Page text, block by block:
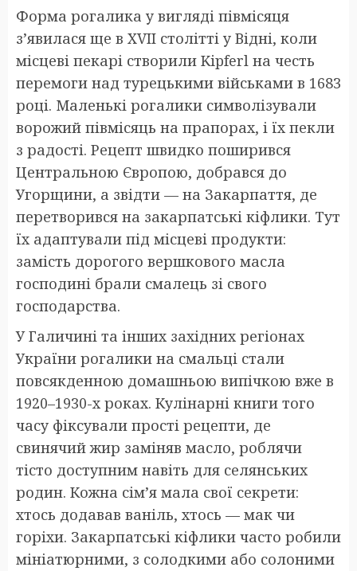
Форма рогалика у вигляді півмісяця
з’явилася ще в XVII столітті у Відні, коли
місцеві пекарі створили Kipferl на честь
перемоги над турецькими військами в 1683
році. Маленькі рогалики символізували
ворожий півмісяць на прапорах, і їх пекли
з радості. Рецепт швидко поширився
Центральною Європою, добрався до
Угорщини, а звідти — на Закарпаття, де
перетворився на закарпатські кіфлики. Тут
їх адаптували під місцеві продукти:
замість дорогого вершкового масла
господині брали смалець зі свого
господарства.
У Галичині та інших західних регіонах
України рогалики на смальці стали
повсякденною домашньою випічкою вже в
1920–1930-х роках. Кулінарні книги того
часу фіксували прості рецепти, де
свинячий жир заміняв масло, роблячи
тісто доступним навіть для селянських
родин. Кожна сім’я мала свої секрети:
хтось додавав ваніль, хтось — мак чи
горіхи. Закарпатські кіфлики часто робили
мініатюрними, з солодкими або солоними